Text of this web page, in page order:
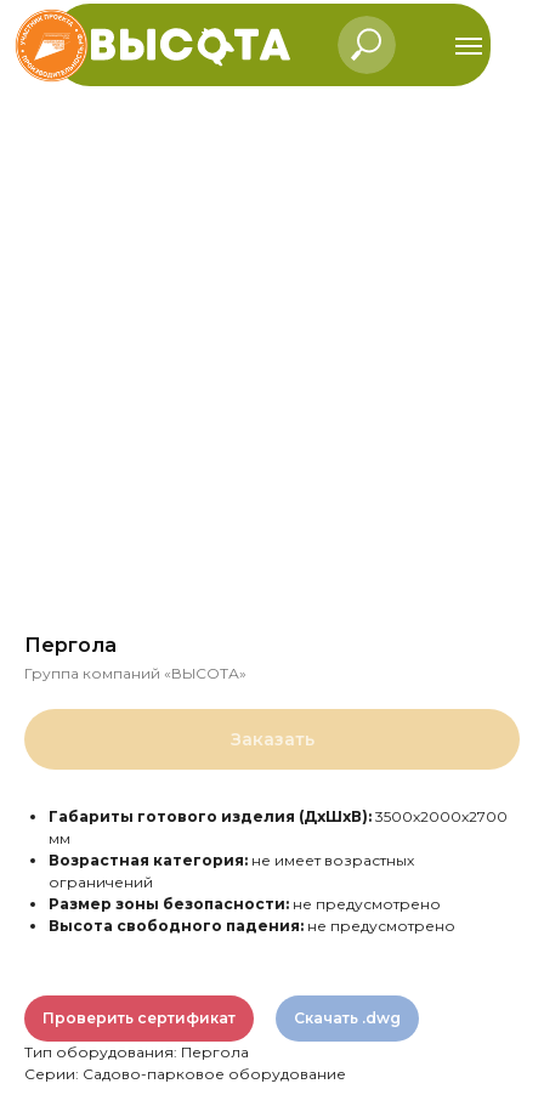
Пергола
Группа компаний «ВЫСОТА»
Заказать
Габариты готового изделия (ДхШхВ): 3500х2000х2700
мм
Возрастная категория: не имеет возрастных
ограничений
Размер зоны безопасности: не предусмотрено
Высота свободного падения: не предусмотрено
Проверить сертификат
Скачать .dwg
Тип оборудования: Пергола
Серии: Садово-парковое оборудование